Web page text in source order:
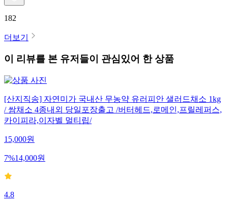
182
더보기
이 리뷰를 본 유저들이 관심있어 한 상품
[산지직송] 자연미가 국내산 무농약 유러피안 샐러드채소 1kg
/ 쌈채소 4종내외 당일포장출고 /버터헤드,로메인,프릴레퍼스,
카이피라,이자벨 멀티립/
15,000원
7%14,000원
4.8